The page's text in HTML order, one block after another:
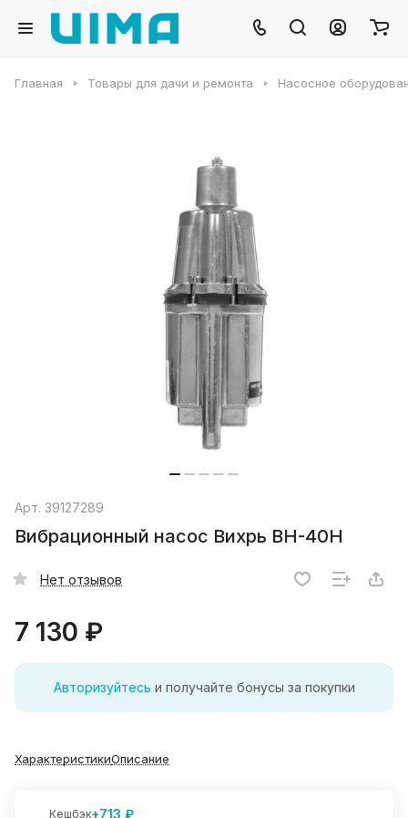
Главная Товары для дачи и ремонта Насосное
Арт. 39127289
Вибрационный насос Вихрь ВН-40Н
Нет отзывов
7 130 ₽
Авторизуйтесь и получайте бонусы за покупки
ХарактеристикиОписание
Кешбэк+713 ₽